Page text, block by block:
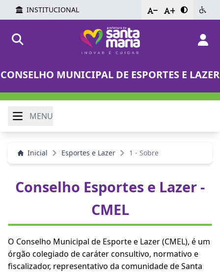
INSTITUCIONAL - +
CONSELHO MUNICIPAL DE ESPORTES E LAZER
MENU
Inicial Esportes e Lazer 1 - Sobre
Conselho Esportes e Lazer -
CMEL
O Conselho Municipal de Esporte e Lazer (CMEL), é um
órgão colegiado de caráter consultivo, normativo e
fiscalizador, representativo da comunidade de Santa